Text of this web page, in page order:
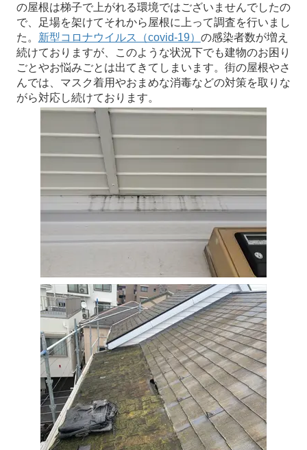
の屋根は梯子で上がれる環境ではございませんでしたの
で、足場を架けてそれから屋根に上って調査を行いまし
た。 新型コロナウイルス（covid-19） の感染者数が増え
続けておりますが、このような状況下でも建物のお困り
ごとやお悩みごとは出てきてしまいます。街の屋根やさ
んでは、マスク着用やおまめな消毒などの対策を取りな
がら対応し続けております。